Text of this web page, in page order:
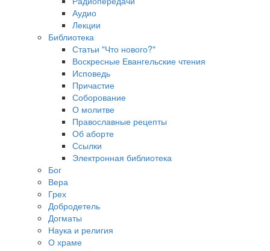
Аудио
Лекции
Библиотека
Статьи "Что нового?"
Воскресные Евангельские чтения
Исповедь
Причастие
Соборование
О молитве
Православные рецепты
Об аборте
Ссылки
Электронная библиотека
Бог
Вера
Грех
Добродетель
Догматы
Наука и религия
О храме